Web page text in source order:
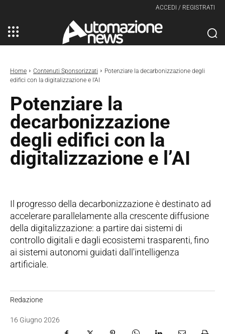
ACCEDI / REGISTRATI
Home Contenuti Sponsorizzati
Potenziare la decarbonizzazione degli
edifici con la digitalizzazione e l'AI
Potenziare la
decarbonizzazione
degli edifici con la
digitalizzazione e l’AI
Il progresso della decarbonizzazione è destinato ad
accelerare parallelamente alla crescente diffusione
della digitalizzazione: a partire dai sistemi di
controllo digitali e dagli ecosistemi trasparenti, fino
ai sistemi autonomi guidati dall'intelligenza
artificiale.
Redazione
16 Giugno 2026